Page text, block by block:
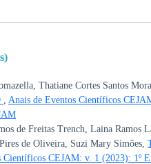
Thatiane Cortes Santos
Anais de Eventos Científicos
de Freitas Trench, Laina Ramos
de Oliveira, Suzi Mary Simões,
Científicos CEJAM: v. 1 (2023): 1º